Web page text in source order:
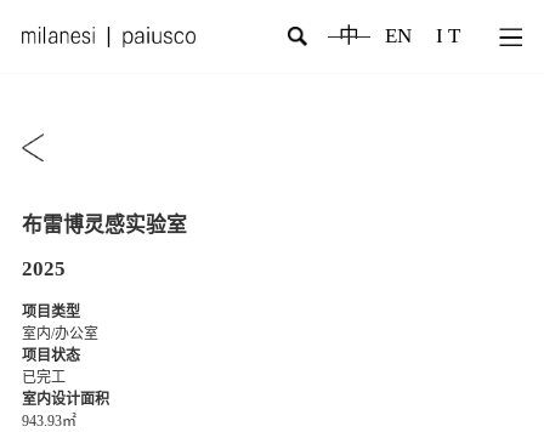
中 EN I T
布雷博灵感实验室
2025
项目类型
室内/办公室
项目状态
已完工
室内设计面积
943.93㎡